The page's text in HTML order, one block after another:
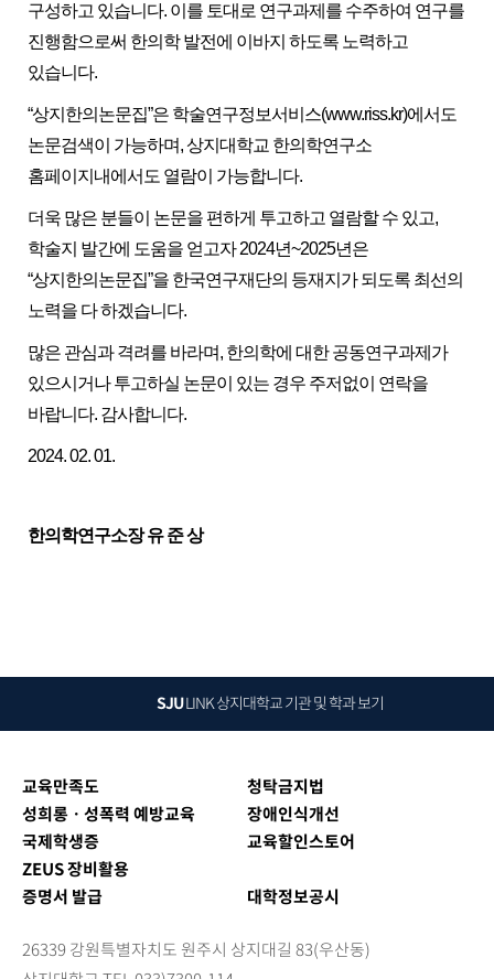
구성하고 있습니다. 이를 토대로 연구과제를 수주하여 연구를
진행함으로써 한의학 발전에 이바지 하도록 노력하고
있습니다.
“상지한의논문집”은 학술연구정보서비스(www.riss.kr)에서도
논문검색이 가능하며, 상지대학교 한의학연구소
홈페이지내에서도 열람이 가능합니다.
더욱 많은 분들이 논문을 편하게 투고하고 열람할 수 있고,
학술지 발간에 도움을 얻고자 2024년~2025년은
“상지한의논문집”을 한국연구재단의 등재지가 되도록 최선의
노력을 다 하겠습니다.
많은 관심과 격려를 바라며, 한의학에 대한 공동연구과제가
있으시거나 투고하실 논문이 있는 경우 주저없이 연락을
바랍니다. 감사합니다.
2024. 02. 01.
한의학연구소장 유 준 상
SJULINK상지대학교 기관 및 학과 보기
교육만족도
청탁금지법
성희롱ㆍ성폭력 예방교육
장애인식개선
국제학생증
교육할인스토어
ZEUS 장비활용
증명서 발급
대학정보공시
26339 강원특별자치도 원주시 상지대길 83(우산동)